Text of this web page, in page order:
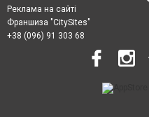
Реклама на сайті
Франшиза "CitySites"
+38 (096) 91 303 68